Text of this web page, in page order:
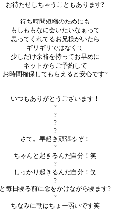
お待たせしちゃうこともあります?
待ち時間短縮のためにも
もしももなに会いたいなぁって
思ってくれてるお兄様がいたら
ギリギリではなくて
少しだけ余裕を持ってお早めに
ネットからご予約して
お時間確保してもらえると安心です?
いつもありがとうございます！
?
?
?
?
さて。早起き頑張るぞ！
?
ちゃんと起きるんだ自分！笑
?
しっかり起きるんだ自分！笑
?
と毎日寝る前に念をかけながら寝ます?
?
ちなみに朝はちょー弱いです笑